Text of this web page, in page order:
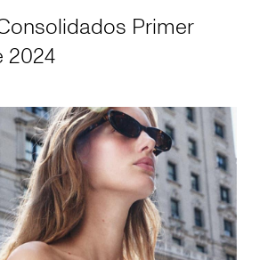
Primer
2024